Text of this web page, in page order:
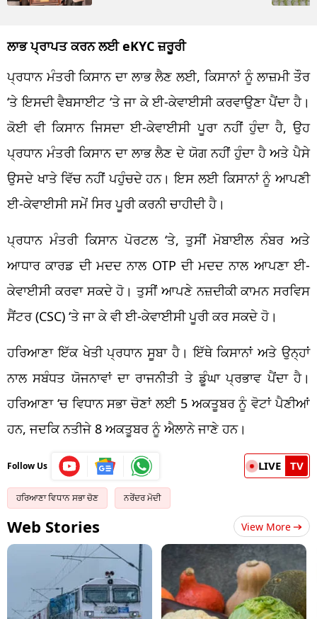
ਲਾਭ ਪ੍ਰਾਪਤ ਕਰਨ ਲਈ eKYC ਜ਼ਰੂਰੀ
ਪ੍ਰਧਾਨ ਮੰਤਰੀ ਕਿਸਾਨ ਦਾ ਲਾਭ ਲੈਣ ਲਈ, ਕਿਸਾਨਾਂ ਨੂੰ ਲਾਜ਼ਮੀ ਤੌਰ
‘ਤੇ ਇਸਦੀ ਵੈਬਸਾਈਟ ‘ਤੇ ਜਾ ਕੇ ਈ-ਕੇਵਾਈਸੀ ਕਰਵਾਉਣਾ ਪੈਂਦਾ ਹੈ।
ਕੋਈ ਵੀ ਕਿਸਾਨ ਜਿਸਦਾ ਈ-ਕੇਵਾਈਸੀ ਪੂਰਾ ਨਹੀਂ ਹੁੰਦਾ ਹੈ, ਉਹ
ਪ੍ਰਧਾਨ ਮੰਤਰੀ ਕਿਸਾਨ ਦਾ ਲਾਭ ਲੈਣ ਦੇ ਯੋਗ ਨਹੀਂ ਹੁੰਦਾ ਹੈ ਅਤੇ ਪੈਸੇ
ਉਸਦੇ ਖਾਤੇ ਵਿੱਚ ਨਹੀਂ ਪਹੁੰਚਦੇ ਹਨ। ਇਸ ਲਈ ਕਿਸਾਨਾਂ ਨੂੰ ਆਪਣੀ
ਈ-ਕੇਵਾਈਸੀ ਸਮੇਂ ਸਿਰ ਪੂਰੀ ਕਰਨੀ ਚਾਹੀਦੀ ਹੈ।
ਪ੍ਰਧਾਨ ਮੰਤਰੀ ਕਿਸਾਨ ਪੋਰਟਲ ‘ਤੇ, ਤੁਸੀਂ ਮੋਬਾਈਲ ਨੰਬਰ ਅਤੇ
ਆਧਾਰ ਕਾਰਡ ਦੀ ਮਦਦ ਨਾਲ OTP ਦੀ ਮਦਦ ਨਾਲ ਆਪਣਾ ਈ-
ਕੇਵਾਈਸੀ ਕਰਵਾ ਸਕਦੇ ਹੋ। ਤੁਸੀਂ ਆਪਣੇ ਨਜ਼ਦੀਕੀ ਕਾਮਨ ਸਰਵਿਸ
ਸੈਂਟਰ (CSC) ‘ਤੇ ਜਾ ਕੇ ਵੀ ਈ-ਕੇਵਾਈਸੀ ਪੂਰੀ ਕਰ ਸਕਦੇ ਹੋ।
ਹਰਿਆਣਾ ਇੱਕ ਖੇਤੀ ਪ੍ਰਧਾਨ ਸੂਬਾ ਹੈ। ਇੱਥੇ ਕਿਸਾਨਾਂ ਅਤੇ ਉਨ੍ਹਾਂ
ਨਾਲ ਸਬੰਧਤ ਯੋਜਨਾਵਾਂ ਦਾ ਰਾਜਨੀਤੀ ਤੇ ਡੂੰਘਾ ਪ੍ਰਭਾਵ ਪੈਂਦਾ ਹੈ।
ਹਰਿਆਣਾ ‘ਚ ਵਿਧਾਨ ਸਭਾ ਚੋਣਾਂ ਲਈ 5 ਅਕਤੂਬਰ ਨੂੰ ਵੋਟਾਂ ਪੈਣੀਆਂ
ਹਨ, ਜਦਕਿ ਨਤੀਜੇ 8 ਅਕਤੂਬਰ ਨੂੰ ਐਲਾਨੇ ਜਾਣੇ ਹਨ।
Follow Us LIVE TV
ਹਰਿਆਣਾ ਵਿਧਾਨ ਸਭਾ ਚੋਣ ਨਰੇਂਦਰ ਮੋਦੀ
Web Stories View More